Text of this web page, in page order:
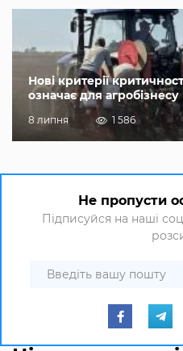
Нові критерії
означає для агробізнесу
8 липня 1 586
Не пропусти
Підписуйся на наші